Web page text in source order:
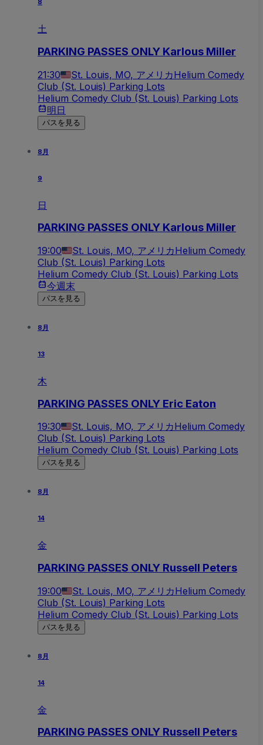
8
土
PARKING PASSES ONLY Karlous Miller
21:30 St. Louis, MO, アメリカHelium Comedy
Club (St. Louis) Parking Lots
Helium Comedy Club (St. Louis) Parking Lots
明日
パスを見る
8月
9
日
PARKING PASSES ONLY Karlous Miller
19:00 St. Louis, MO, アメリカHelium Comedy
Club (St. Louis) Parking Lots
Helium Comedy Club (St. Louis) Parking Lots
今週末
パスを見る
8月
13
木
PARKING PASSES ONLY Eric Eaton
19:30 St. Louis, MO, アメリカHelium Comedy
Club (St. Louis) Parking Lots
Helium Comedy Club (St. Louis) Parking Lots
パスを見る
8月
14
金
PARKING PASSES ONLY Russell Peters
19:00 St. Louis, MO, アメリカHelium Comedy
Club (St. Louis) Parking Lots
Helium Comedy Club (St. Louis) Parking Lots
パスを見る
8月
14
金
PARKING PASSES ONLY Russell Peters